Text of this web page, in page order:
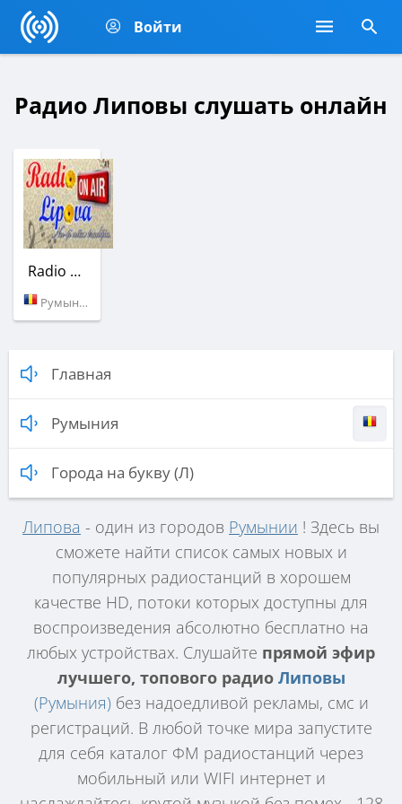
Войти
Радио Липовы слушать онлайн
Radio Lipova
Румыния (Липова)
Главная
Румыния
Города на букву (Л)
Липова - один из городов Румынии ! Здесь вы
сможете найти список самых новых и
популярных радиостанций в хорошем
качестве HD, потоки которых доступны для
воспроизведения абсолютно бесплатно на
любых устройствах. Слушайте прямой эфир
лучшего, топового радио Липовы
(Румыния)без надоедливой рекламы, смс и
регистраций. В любой точке мира запустите
для себя каталог ФМ радиостанций через
мобильный или WIFI интернет и